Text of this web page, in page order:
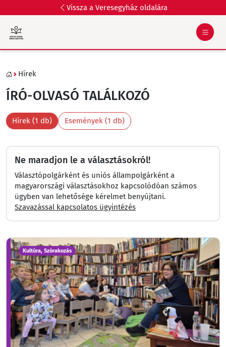
Vissza a Veresegyház oldalára
Hírek
ÍRÓ-OLVASÓ TALÁLKOZÓ
Hírek (1 db) Események (1 db)
Ne maradjon le a választásokról!
Választópolgárként és uniós állampolgárként a
magyarországi választásokhoz kapcsolódóan számos
ügyben van lehetősége kérelmet benyújtani.
Szavazással kapcsolatos ügyintézés
Kultúra, Szórakozás